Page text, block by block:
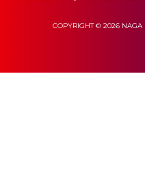
COPYRIGHT © 2026 NAGA